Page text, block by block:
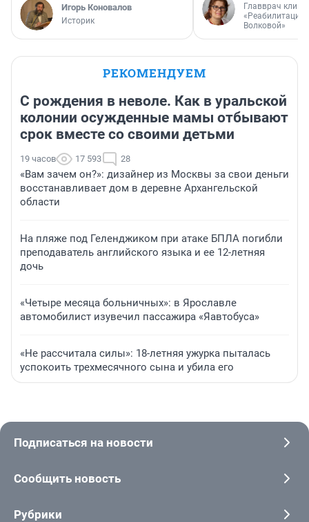
Игорь Коновалов
Историк
Главврач
«Реабилитация
Волковой»
РЕКОМЕНДУЕМ
С рождения в неволе. Как в уральской
колонии осужденные мамы отбывают
срок вместе со своими детьми
19 часов 17 593 28
«Вам зачем он?»: дизайнер из Москвы за свои деньги
восстанавливает дом в деревне Архангельской
области
На пляже под Геленджиком при атаке БПЛА погибли
преподаватель английского языка и ее 12-летняя
дочь
«Четыре месяца больничных»: в Ярославле
автомобилист изувечил пассажира «Яавтобуса»
«Не рассчитала силы»: 18-летняя ужурка пыталась
успокоить трехмесячного сына и убила его
Подписаться на новости
Сообщить новость
Рубрики